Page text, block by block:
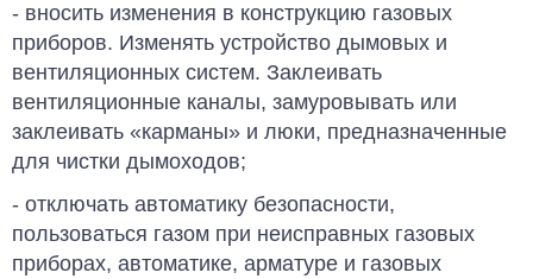
- вносить изменения в конструкцию га­зовых
приборов. Изменять устройство дымовых и
вентиляционных систем. За­клеивать
вентиляционные каналы, за­муровывать или
заклеивать «карманы» и люки, предназначенные
для чистки дымоходов;
- отключать автоматику безопасности,
пользоваться газом при неисправных газовых
приборах, автоматике, арма­туре и газовых